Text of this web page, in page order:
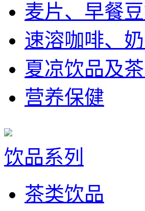
麦片、早餐
速溶咖啡、
夏凉饮品及
营养保健
饮品系列
茶类饮品